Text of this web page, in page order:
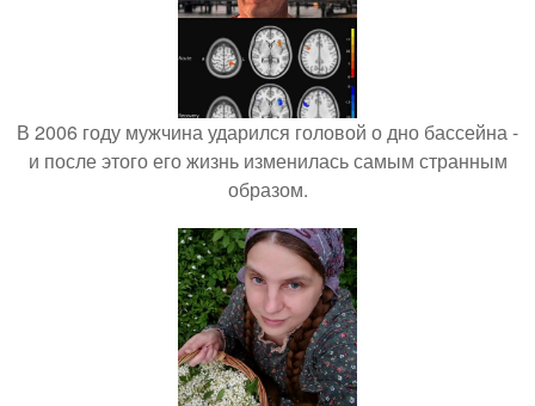
В 2006 году мужчина ударился головой о дно бассейна -
и после этого его жизнь изменилась самым странным
образом.